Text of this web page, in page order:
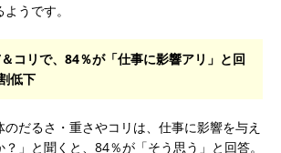
うです。
コリで、84％が「仕事に影響アリ」と回
低下
だるさ・重さやコリは、仕事に影響を与え
」と聞くと、84％が「そう思う」と回答。